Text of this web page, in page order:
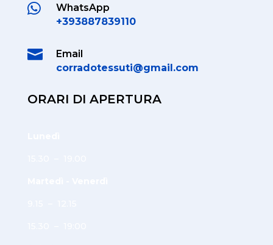

WhatsApp
+393887839110

Email
corradotessuti@gmail.com
ORARI DI APERTURA